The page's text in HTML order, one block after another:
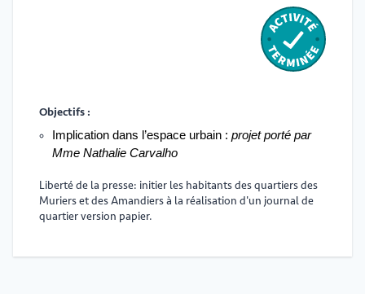
Objectifs :
Implication dans l’espace urbain : projet porté par
Mme Nathalie Carvalho
Liberté de la presse: initier les habitants des quartiers des
Muriers et des Amandiers à la réalisation d'un journal de
quartier version papier.